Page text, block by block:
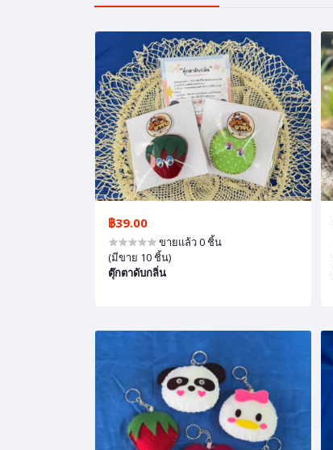
฿39.00
ขายแล้ว 0 ชิ้น
(มีขาย 10 ชิ้น)
ตุ๊กตาดับกลิ่น